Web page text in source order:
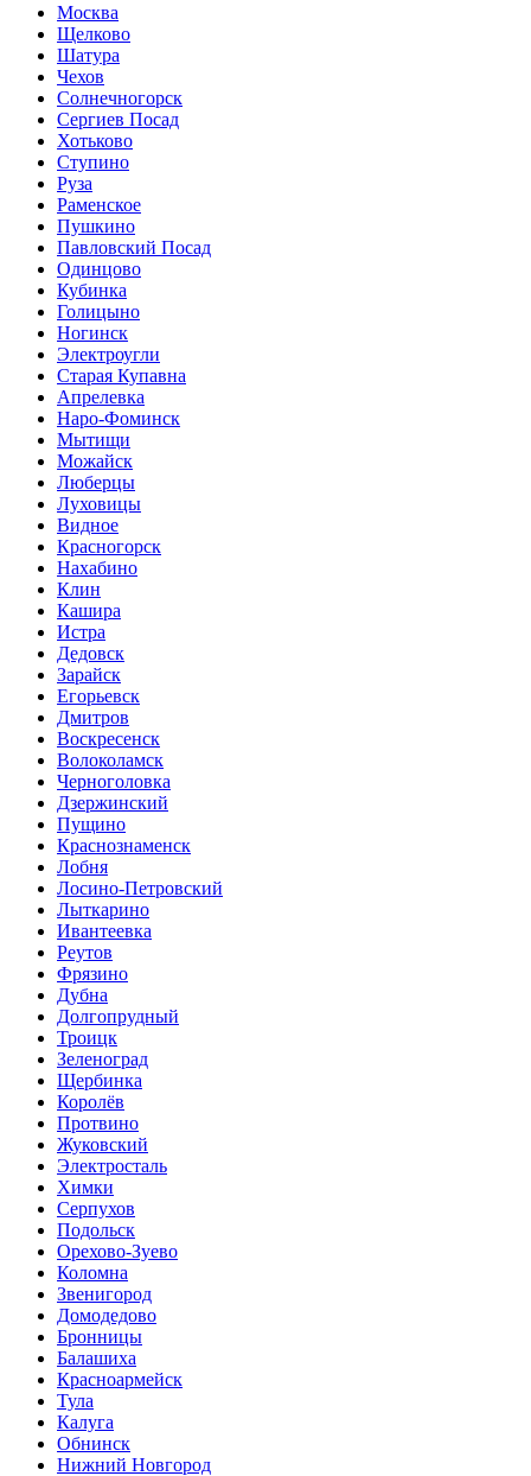
Москва
Щелково
Шатура
Чехов
Солнечногорск
Сергиев Посад
Хотьково
Ступино
Руза
Раменское
Пушкино
Павловский Посад
Одинцово
Кубинка
Голицыно
Ногинск
Электроугли
Старая Купавна
Апрелевка
Наро-Фоминск
Мытищи
Можайск
Люберцы
Луховицы
Видное
Красногорск
Нахабино
Клин
Кашира
Истра
Дедовск
Зарайск
Егорьевск
Дмитров
Воскресенск
Волоколамск
Черноголовка
Дзержинский
Пущино
Краснознаменск
Лобня
Лосино-Петровский
Лыткарино
Ивантеевка
Реутов
Фрязино
Дубна
Долгопрудный
Троицк
Зеленоград
Щербинка
Королёв
Протвино
Жуковский
Электросталь
Химки
Серпухов
Подольск
Орехово-Зуево
Коломна
Звенигород
Домодедово
Бронницы
Балашиха
Красноармейск
Тула
Калуга
Обнинск
Нижний Новгород